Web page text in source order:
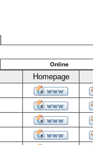
Online
Homepage